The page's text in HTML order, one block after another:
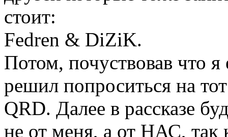
стоит:
Fedren & DiZiK.
Потом, почуствовав что
решил попроситься на
QRD. Далее в рассказе
не от меня, а от НАС, так